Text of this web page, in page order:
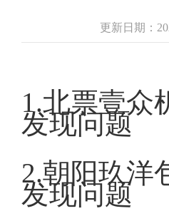
更新日期：
1.北票
发现问题
2.朝阳
发现问题